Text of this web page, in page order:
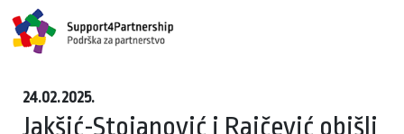
24.02.2025.
Jakšić-Stojanović i Raičević obišli